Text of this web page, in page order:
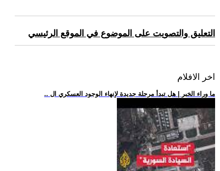
التعليق والتصويت على الموضوع في الموقع الرئيسي
اخر الافلام
.. ما وراء الخبر | هل تبدأ مرحلة جديدة لإنهاء الوجود العسكري ال